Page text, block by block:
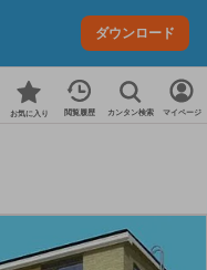
ダウンロード
お気に入り 閲覧履歴 カンタン検索 マイページ